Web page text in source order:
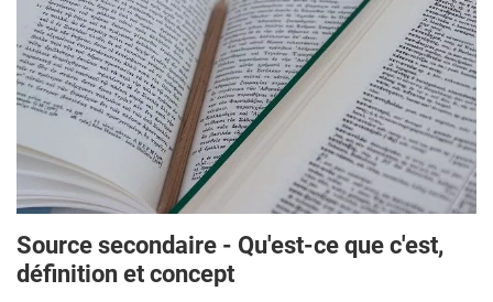
Source secondaire - Qu'est-ce que c'est,
définition et concept